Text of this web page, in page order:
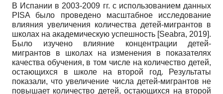
В Испании в 2003-2009 гг. с использованием данных
PISA было проведено масштабное исследование
влияния увеличения количества детей-мигрантов в
школах на академическую успешность [Seabra, 2019].
Было изучено влияние концентрации детей-
мигрантов в школах на изменения в показателях
качества обучения, в том числе на количество детей,
остающихся в школе на второй год. Результаты
показали, что увеличение числа детей-мигрантов не
повышает количество детей, остающихся на второй